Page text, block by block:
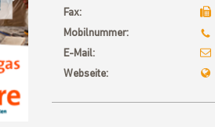
Next
Fax:
Mobilnummer:
E-Mail:
Webseite: